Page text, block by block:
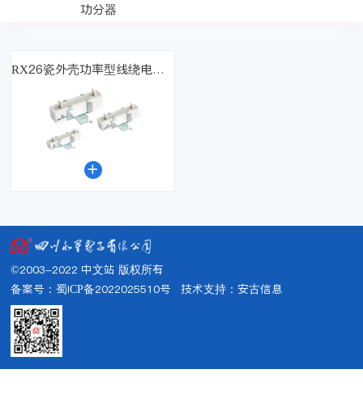
功分器
RX26瓷外壳功率型线绕电阻器

©2003-2022 中文站 版权所有
备案号：蜀ICP备2022025510号 技术支持： 安古信息